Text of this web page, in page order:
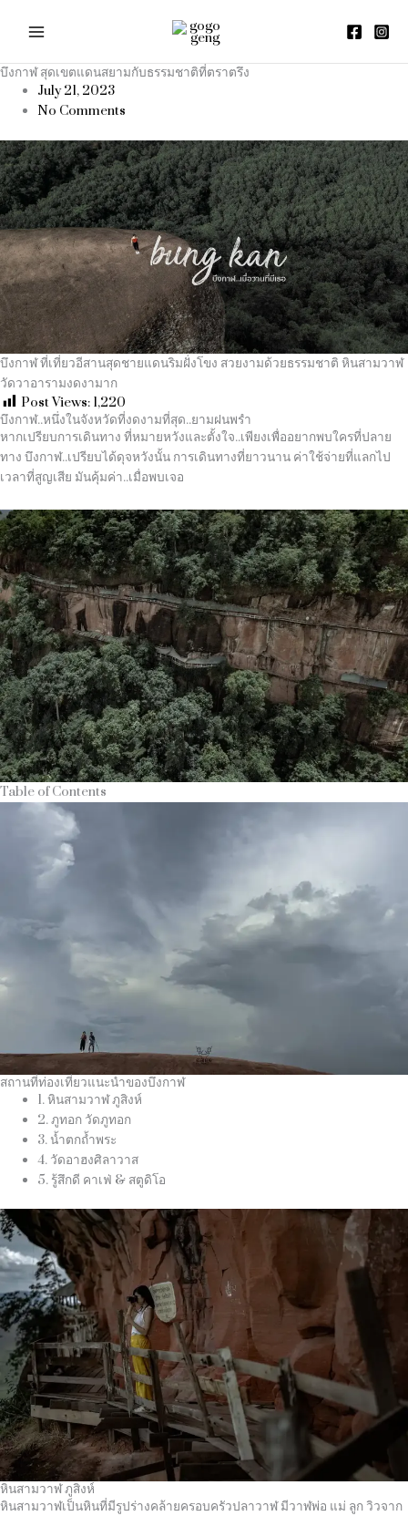
บึงกาฬ สุดเขตแดนสยามกับธรรมชาติที่ตราตรึง
July 21, 2023
No Comments
บึงกาฬ ที่เที่ยวอีสานสุดชายแดนริมฝั่งโขง สวยงามด้วยธรรมชาติ หินสามวาฬ
วัดวาอารามงดงามาก
Post Views: 1,220
บึงกาฬ..หนึ่งในจังหวัดที่งดงามที่สุด..ยามฝนพรำ
หากเปรียบการเดินทาง ที่หมายหวังและตั้งใจ..เพียงเพื่ออยากพบใครที่ปลาย
ทาง บึงกาฬ..เปรียบได้ดุจหวังนั้น การเดินทางที่ยาวนาน ค่าใช้จ่ายที่แลกไป
เวลาที่สูญเสีย มันคุ้มค่า..เมื่อพบเจอ
Table of Contents
สถานที่ท่องเที่ยวแนะนำของบึงกาฬ
1. หินสามวาฬ ภูสิงห์
2. ภูทอก วัดภูทอก
3. น้ำตกถ้ำพระ
4. วัดอาฮงศิลาวาส
5. รู้สึกดี คาเฟ่ & สตูดิโอ
หินสามวาฬ ภูสิงห์
หินสามวาฬเป็นหินที่มีรูปร่างคล้ายครอบครัวปลาวาฬ มีวาฬพ่อ แม่ ลูก วิวจาก